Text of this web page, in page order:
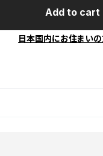
Add to cart
日本国内にお住まい